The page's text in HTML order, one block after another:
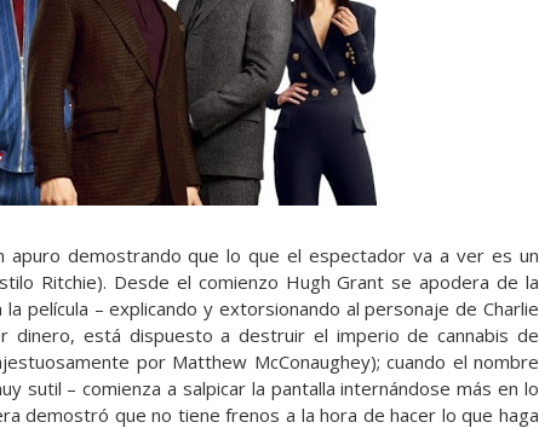
apuro demostrando que lo que el espectador va a ver es un
Ritchie). Desde el comienzo Hugh Grant se apodera de la
película – explicando y extorsionando al personaje de Charlie
dinero, está dispuesto a destruir el imperio de cannabis de
por Matthew McConaughey); cuando el nombre
sutil – comienza a salpicar la pantalla internándose más en lo
demostró que no tiene frenos a la hora de hacer lo que haga